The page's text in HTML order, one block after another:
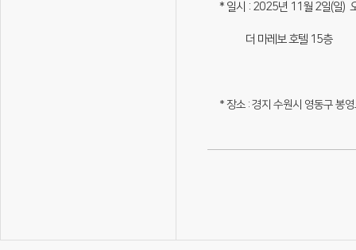
* 일시 : 2025년 11월 2일(일)
더 마레보 호텔 15층
* 장소 : 경지 수원시 영동구 봉